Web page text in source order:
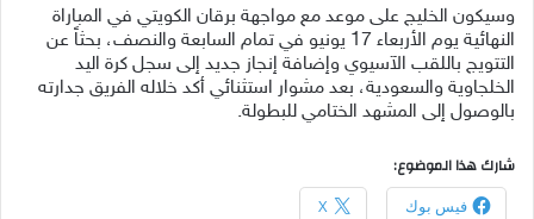
وسيكون الخليج على موعد مع مواجهة برقان الكويتي في المباراة
النهائية يوم الأربعاء 17 يونيو في تمام السابعة والنصف، بحثاً عن
التتويج باللقب الآسيوي وإضافة إنجاز جديد إلى سجل كرة اليد
الخلجاوية والسعودية، بعد مشوار استثنائي أكد خلاله الفريق جدارته
بالوصول إلى المشهد الختامي للبطولة.
شارك هذا الموضوع:
فيس بوك X